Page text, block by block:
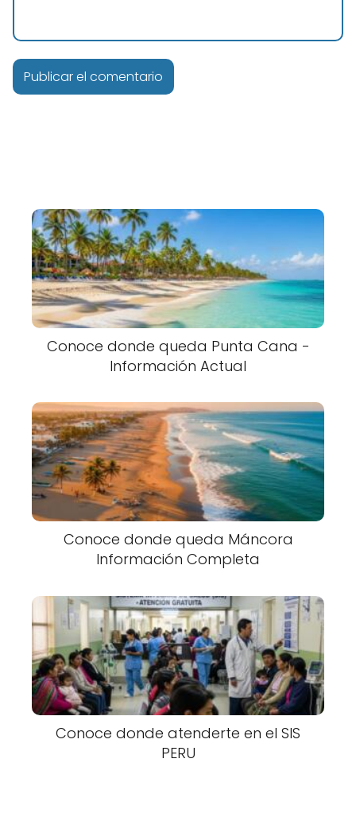
Conoce donde queda Punta Cana -
Información Actual
Conoce donde queda Máncora
Información Completa
Conoce donde atenderte en el SIS
PERU